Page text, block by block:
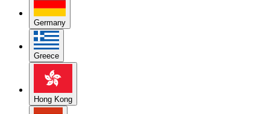
Germany
Greece
Hong Kong